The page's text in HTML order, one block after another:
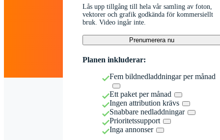
Lås upp tillgång till hela vår samling av foton,
vektorer och grafik godkända för kommersiellt
bruk. Video ingår inte.
Prenumerera nu
Planen inkluderar:
Fem bildnedladdningar per månad
Ett paket per månad
Ingen attribution krävs
Snabbare nedladdningar
Prioritetssupport
Inga annonser